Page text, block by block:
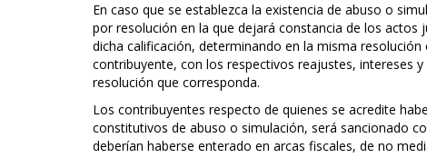
En caso que se establezca la existencia de abuso o
por resolución en la que dejará constancia de los
dicha calificación, determinando en la misma
contribuyente, con los respectivos reajustes, intereses
resolución que corresponda.
Los contribuyentes respecto de quienes se acredite
constitutivos de abuso o simulación, será sancionado
deberían haberse enterado en arcas fiscales, de no